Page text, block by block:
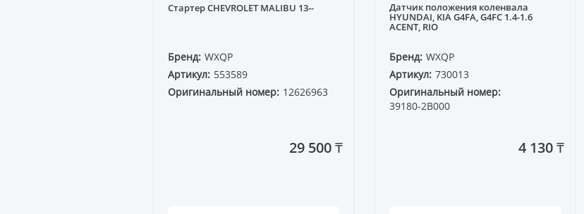
Стартер CHEVROLET MALIBU 13--
Бренд: WXQP
Артикул: 553589
Оригинальный номер: 12626963
29 500 ₸
Датчик положения коленвала
HYUNDAI, KIA G4FA, G4FC 1.4-1.6
ACENT, RIO
Бренд: WXQP
Артикул: 730013
Оригинальный номер:
39180-2B000
4 130 ₸